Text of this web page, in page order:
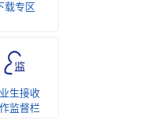
载专区
生接收
监督栏